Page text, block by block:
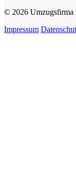
© 2026 Umzugsfirma
Impressum